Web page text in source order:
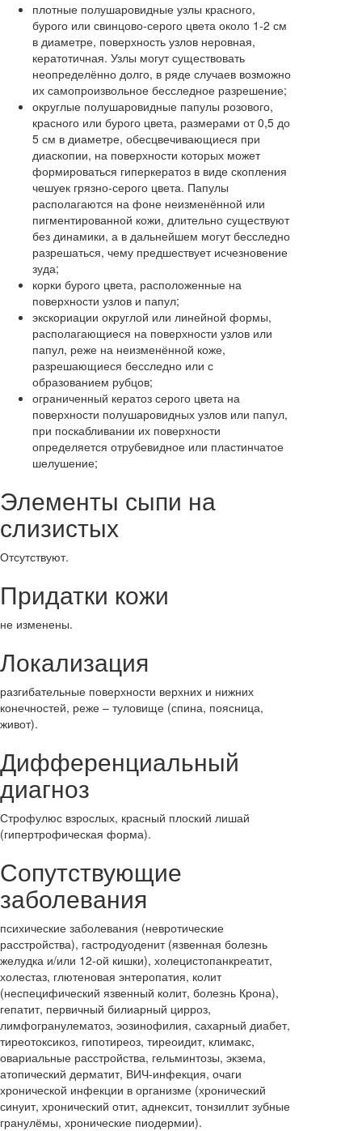
плотные полушаровидные узлы красного,
бурого или свинцово-серого цвета около 1-2 см
в диаметре, поверхность узлов неровная,
кератотичная. Узлы могут существовать
неопределённо долго, в ряде случаев возможно
их самопроизвольное бесследное разрешение;
округлые полушаровидные папулы розового,
красного или бурого цвета, размерами от 0,5 до
5 см в диаметре, обесцвечивающиеся при
диаскопии, на поверхности которых может
формироваться гиперкератоз в виде скопления
чешуек грязно-серого цвета. Папулы
располагаются на фоне неизменённой или
пигментированной кожи, длительно существуют
без динамики, а в дальнейшем могут бесследно
разрешаться, чему предшествует исчезновение
зуда;
корки бурого цвета, расположенные на
поверхности узлов и папул;
экскориации округлой или линейной формы,
располагающиеся на поверхности узлов или
папул, реже на неизменённой коже,
разрешающиеся бесследно или с
образованием рубцов;
ограниченный кератоз серого цвета на
поверхности полушаровидных узлов или папул,
при поскабливании их поверхности
определяется отрубевидное или пластинчатое
шелушение;
Элементы сыпи на
слизистых
Отсутствуют.
Придатки кожи
не изменены.
Локализация
разгибательные поверхности верхних и нижних
конечностей, реже – туловище (спина, поясница,
живот).
Дифференциальный
диагноз
Строфулюс взрослых, красный плоский лишай
(гипертрофическая форма).
Сопутствующие
заболевания
психические заболевания (невротические
расстройства), гастродуоденит (язвенная болезнь
желудка и/или 12-ой кишки), холецистопанкреатит,
холестаз, глютеновая энтеропатия, колит
(неспецифический язвенный колит, болезнь Крона),
гепатит, первичный билиарный цирроз,
лимфогранулематоз, эозинофилия, сахарный диабет,
тиреотоксикоз, гипотиреоз, тиреоидит, климакс,
овариальные расстройства, гельминтозы, экзема,
атопический дерматит, ВИЧ-инфекция, очаги
хронической инфекции в организме (хронический
синуит, хронический отит, аднексит, тонзиллит зубные
гранулёмы, хронические пиодермии).